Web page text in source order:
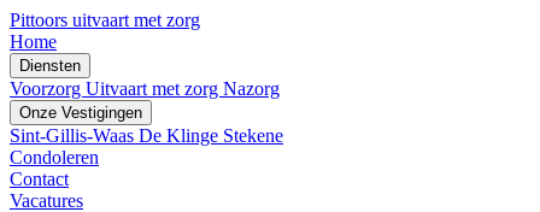
Pittoors uitvaart met zorg
Home
Diensten
Voorzorg Uitvaart met zorg Nazorg
Onze Vestigingen
Sint-Gillis-Waas De Klinge Stekene
Condoleren
Contact
Vacatures